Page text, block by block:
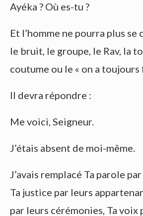
Ayéka ? Où es-tu ?
Et l’homme ne pourra plus
le bruit, le groupe, le Rav, la
coutume ou le « on a toujours
Il devra répondre :
Me voici, Seigneur.
J’étais absent de moi-même.
J’avais remplacé Ta parole
Ta justice par leurs
par leurs cérémonies, Ta voix